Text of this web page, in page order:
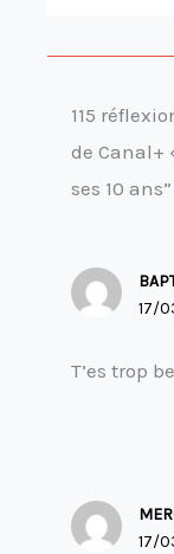
115
de Canal+
ses 10 ans”
17/
T’es trop
17/